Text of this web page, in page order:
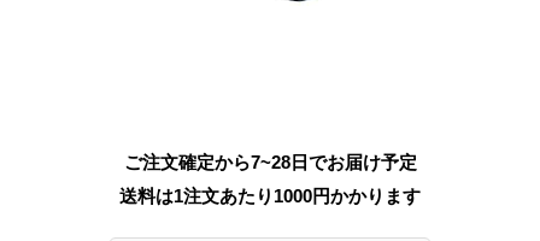
ご注文確定から7~28日でお届け予定
送料は1注文あたり 1000円かかります